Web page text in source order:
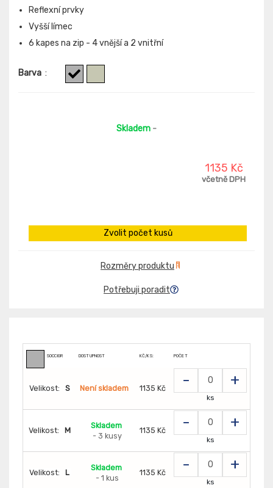
Reflexní prvky
Vyšší límec
6 kapes na zip - 4 vnější a 2 vnitřní
Barva :
Skladem -
1135 Kč
včetně DPH
Zvolit počet kusů
Rozměry produktu
Potřebuji poradit
SOCCIGR DOSTUPNOST KČ/KS: POČET
Velikost: S Není skladem 1135 Kč - +
ks
Velikost: M
Skladem
- 3 kusy
1135 Kč - +
ks
Velikost: L
Skladem
- 1 kus
1135 Kč - +
ks